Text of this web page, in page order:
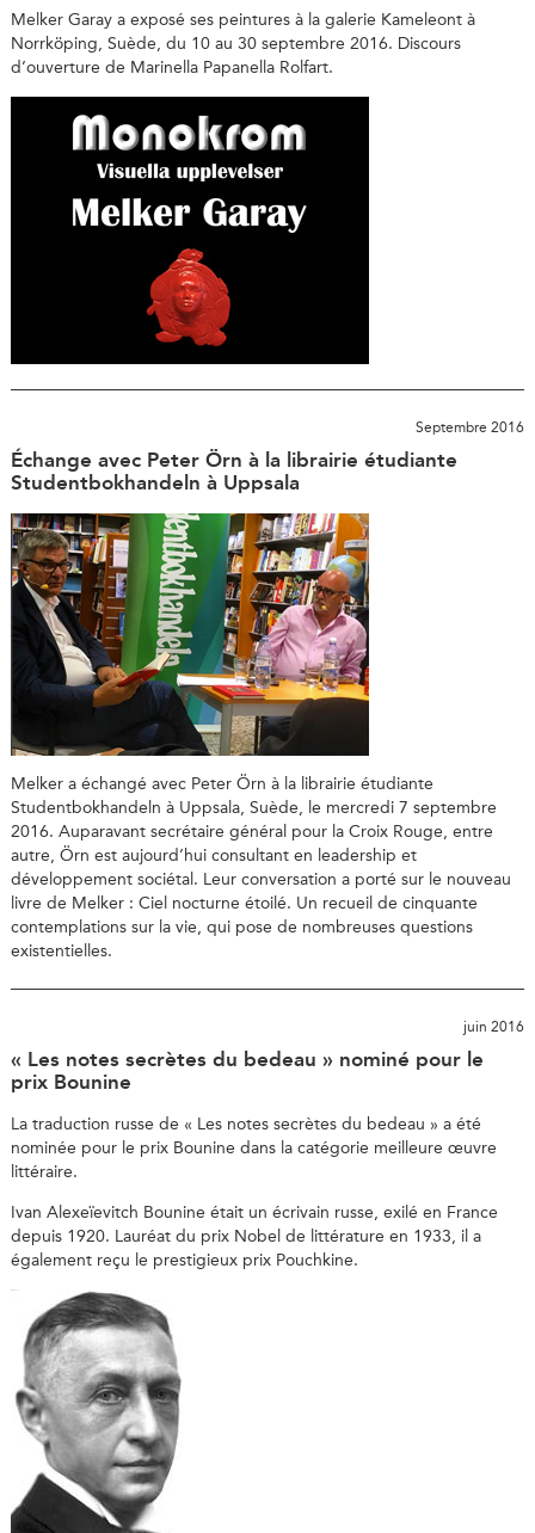
Melker Garay a exposé ses peintures à la galerie Kameleont à
Norrköping, Suède, du 10 au 30 septembre 2016. Discours
d’ouverture de Marinella Papanella Rolfart.
Septembre 2016
Échange avec Peter Örn à la librairie étudiante
Studentbokhandeln à Uppsala
Melker a échangé avec Peter Örn à la librairie étudiante
Studentbokhandeln à Uppsala, Suède, le mercredi 7 septembre
2016. Auparavant secrétaire général pour la Croix Rouge, entre
autre, Örn est aujourd’hui consultant en leadership et
développement sociétal. Leur conversation a porté sur le nouveau
livre de Melker : Ciel nocturne étoilé. Un recueil de cinquante
contemplations sur la vie, qui pose de nombreuses questions
existentielles.
juin 2016
« Les notes secrètes du bedeau » nominé pour le
prix Bounine
La traduction russe de « Les notes secrètes du bedeau » a été
nominée pour le prix Bounine dans la catégorie meilleure œuvre
littéraire.
Ivan Alexeïevitch Bounine était un écrivain russe, exilé en France
depuis 1920. Lauréat du prix Nobel de littérature en 1933, il a
également reçu le prestigieux prix Pouchkine.